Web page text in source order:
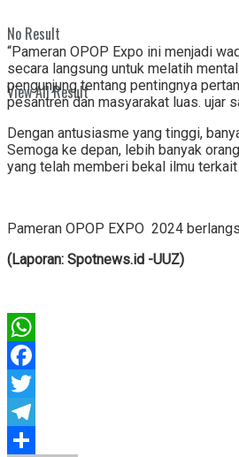
No Result
View All Result
“Pameran OPOP Expo ini menjadi
secara langsung untuk melatih
pengunjung tentang pentingnya
pesantren dan masyarakat luas. ujar
Dengan antusiasme yang tinggi,
Semoga ke depan, lebih banyak
yang telah memberi bekal ilmu
Pameran OPOP EXPO 2024
(Laporan: Spotnews.id -UUZ)
WhatsApp
Facebook
Twitter
Telegram